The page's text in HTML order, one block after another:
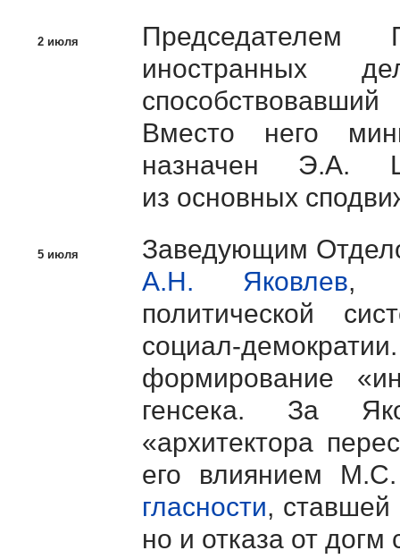
2 июля
Председателем
иностранных
Вместо него
назначен Э.А.
из основных
5 июля
Заведующим
А.Н. Яковлев,
политической
социал-демократии
формирование
генсека. За
«архитектора
его влиянием М.С.
гласности, ставшей
но и отказа от догм